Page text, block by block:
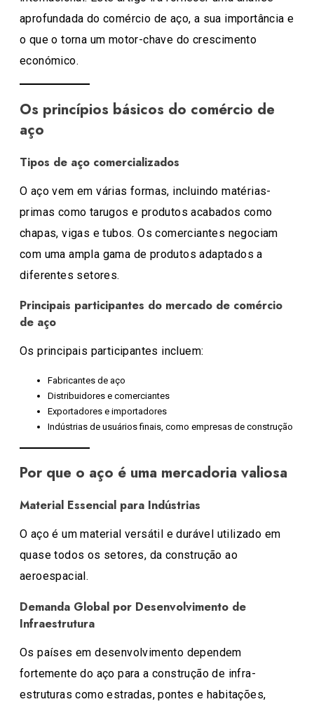
aprofundada do comércio de aço, a sua importância e
o que o torna um motor-chave do crescimento
económico.
Os princípios básicos do comércio de
aço
Tipos de aço comercializados
O aço vem em várias formas, incluindo matérias-
primas como tarugos e produtos acabados como
chapas, vigas e tubos. Os comerciantes negociam
com uma ampla gama de produtos adaptados a
diferentes setores.
Principais participantes do mercado de comércio
de aço
Os principais participantes incluem:
Fabricantes de aço
Distribuidores e comerciantes
Exportadores e importadores
Indústrias de usuários finais, como empresas de construção
Por que o aço é uma mercadoria valiosa
Material Essencial para Indústrias
O aço é um material versátil e durável utilizado em
quase todos os setores, da construção ao
aeroespacial.
Demanda Global por Desenvolvimento de
Infraestrutura
Os países em desenvolvimento dependem
fortemente do aço para a construção de infra-
estruturas como estradas, pontes e habitações,